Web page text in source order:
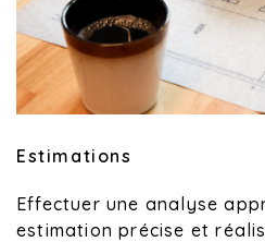
Estimations
Effectuer une analyse
estimation précise et